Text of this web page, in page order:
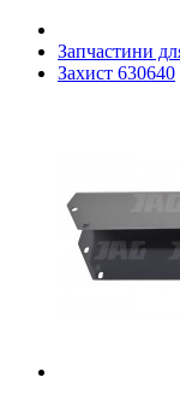
Запчастини
Захист 630640